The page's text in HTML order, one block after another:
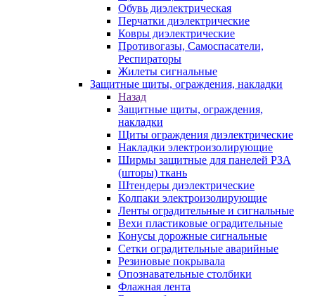
Обувь диэлектрическая
Перчатки диэлектрические
Ковры диэлектрические
Противогазы, Самоспасатели,
Респираторы
Жилеты сигнальные
Защитные щиты, ограждения, накладки
Назад
Защитные щиты, ограждения,
накладки
Щиты ограждения диэлектрические
Накладки электроизолирующие
Ширмы защитные для панелей РЗА
(шторы) ткань
Штендеры диэлектрические
Колпаки электроизолирующие
Ленты оградительные и сигнальные
Вехи пластиковые оградительные
Конусы дорожные сигнальные
Сетки оградительные аварийные
Резиновые покрывала
Опознавательные столбики
Флажная лента